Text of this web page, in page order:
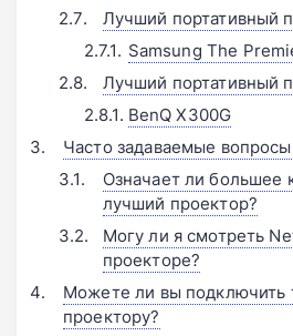
Лучший портативный
Samsung The
Лучший портативный
BenQ X300G
Часто задаваемые вопросы
Означает ли большее
лучший проектор?
Могу ли я смотреть
проекторе?
Можете ли вы подключить
проектору?